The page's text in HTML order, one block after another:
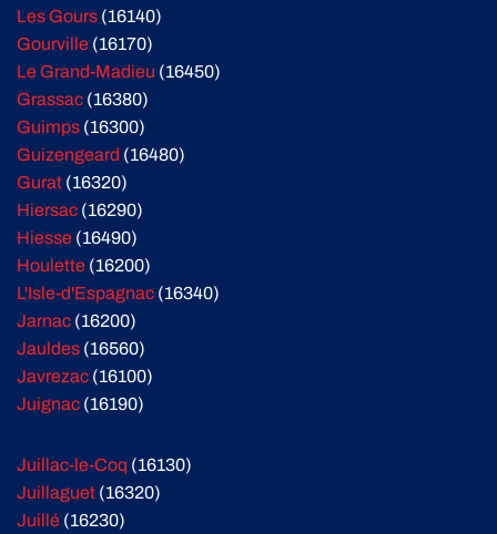
Les Gours (16140)
Gourville (16170)
Le Grand-Madieu (16450)
Grassac (16380)
Guimps (16300)
Guizengeard (16480)
Gurat (16320)
Hiersac (16290)
Hiesse (16490)
Houlette (16200)
L'Isle-d'Espagnac (16340)
Jarnac (16200)
Jauldes (16560)
Javrezac (16100)
Juignac (16190)
Juillac-le-Coq (16130)
Juillaguet (16320)
Juillé (16230)